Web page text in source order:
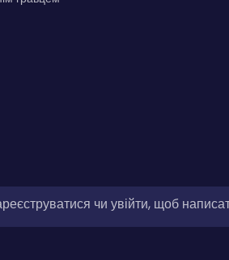
чи увійти, щоб